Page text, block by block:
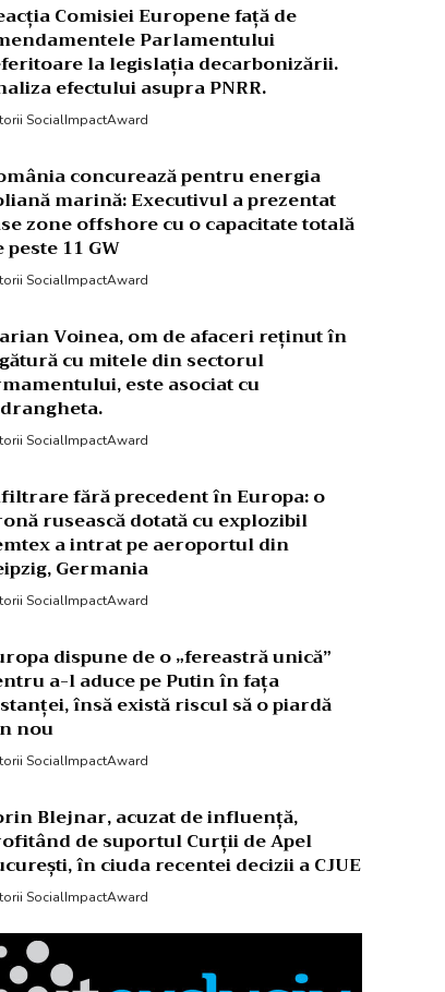
Comisiei Europene față de
Parlamentului
la legislația decarbonizării.
efectului asupra PNRR.
SocialImpactAward
concurează pentru energia
marină: Executivul a prezentat
zone offshore cu o capacitate totală
peste 11 GW
SocialImpactAward
Voinea, om de afaceri reținut în
cu mitele din sectorul
este asociat cu
SocialImpactAward
fără precedent în Europa: o
rusească dotată cu explozibil
a intrat pe aeroportul din
Germania
SocialImpactAward
dispune de o „fereastră unică”
a-l aduce pe Putin în fața
însă există riscul să o piardă
nou
SocialImpactAward
Blejnar, acuzat de influență,
de suportul Curții de Apel
în ciuda recentei decizii a CJUE
SocialImpactAward